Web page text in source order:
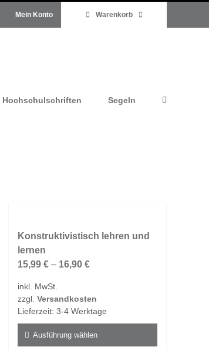
Mein Konto Warenkorb
Hochschulschriften Segeln
Konstruktivistisch lehren und
lernen
15,99 € – 16,90 €
inkl. MwSt.
zzgl. Versandkosten
Lieferzeit: 3-4 Werktage
Ausführung wählen